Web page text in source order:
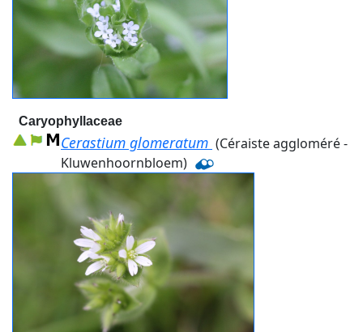
Caryophyllaceae
Cerastium glomeratum (Céraiste aggloméré -
Kluwenhoornbloem)